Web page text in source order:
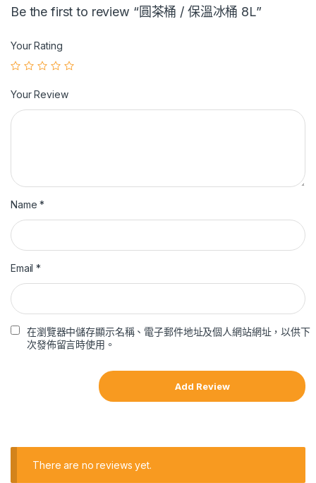
Be the first to review “圓茶桶 / 保溫冰桶 8L”
Your Rating
Your Review
Name*
Email*
在瀏覽器中儲存顯示名稱、電子郵件地址及個人網站網址，以供下
次發佈留言時使用。
There are no reviews yet.